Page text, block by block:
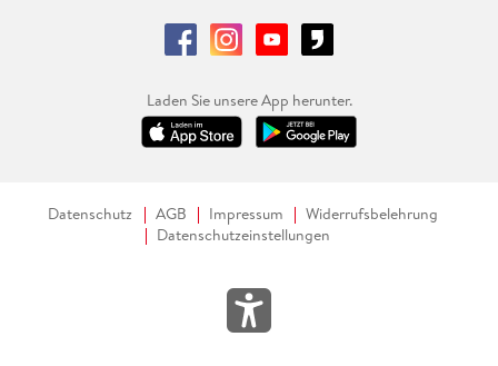
Laden Sie unsere App herunter.
Datenschutz AGB Impressum
Widerrufsbelehrung
Datenschutzeinstellungen